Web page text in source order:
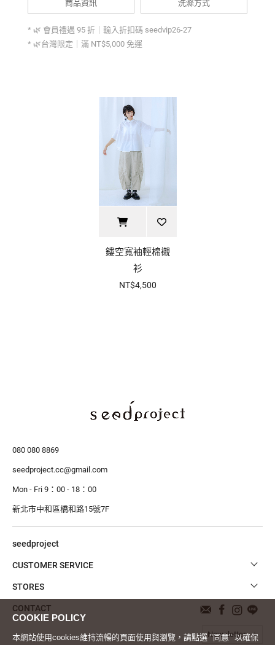
本網站使用cookies維持流暢的頁面使用與瀏覽，請點選 "同意" 以確保
商品資訊 洗滌方式
* 🌿 會員禮遇 95 折｜輸入折扣碼 seedvip26-27
* 🌿台灣限定｜滿 NT$5,000 免運
鏤空寬袖輕棉襯
衫
NT$4,500
080 080 8869
seedproject.cc@gmail.com
Mon - Fri 9：00 - 18：00
新北市中和區橋和路15號7F
seedproject
CUSTOMER SERVICE
STORES
CONTACT
Newsletter